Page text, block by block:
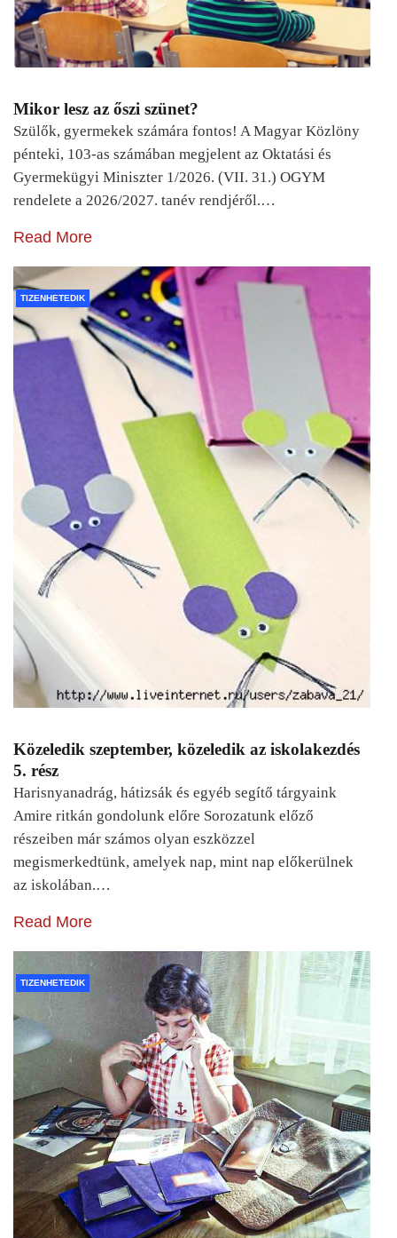
Mikor lesz az őszi szünet?
Szülők, gyermekek számára fontos! A Magyar Közlöny
pénteki, 103-as számában megjelent az Oktatási és
Gyermekügyi Miniszter 1/2026. (VII. 31.) OGYM
rendelete a 2026/2027. tanév rendjéről.…
Read More
TIZENHETEDIK
Közeledik szeptember, közeledik az iskolakezdés
5. rész
Harisnyanadrág, hátizsák és egyéb segítő tárgyaink
Amire ritkán gondolunk előre Sorozatunk előző
részeiben már számos olyan eszközzel
megismerkedtünk, amelyek nap, mint nap előkerülnek
az iskolában.…
Read More
TIZENHETEDIK